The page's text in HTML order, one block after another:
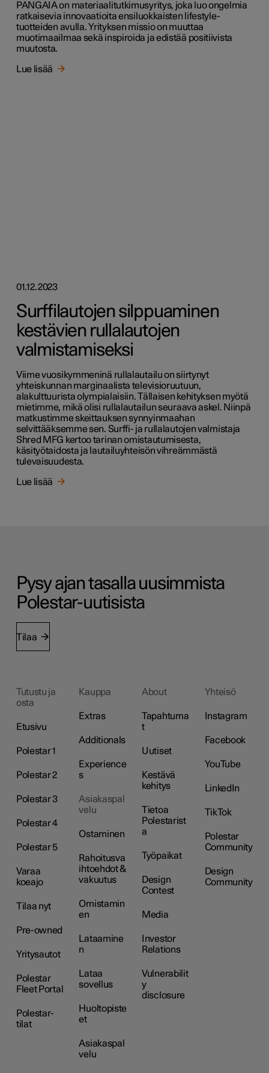
PANGAIA on materiaalitutkimusyritys, joka luo ongelmia
ratkaisevia innovaatioita ensiluokkaisten lifestyle-
tuotteiden avulla. Yrityksen missio on muuttaa
muotimaailmaa sekä inspiroida ja edistää positiivista
muutosta.
Lue lisää
01.12.2023
Surffilautojen silppuaminen
kestävien rullalautojen
valmistamiseksi
Viime vuosikymmeninä rullalautailu on siirtynyt
yhteiskunnan marginaalista televisioruutuun,
alakulttuurista olympialaisiin. Tällaisen kehityksen myötä
mietimme, mikä olisi rullalautailun seuraava askel. Niinpä
matkustimme skeittauksen synnyinmaahan
selvittääksemme sen. Surffi- ja rullalautojen valmistaja
Shred MFG kertoo tarinan omistautumisesta,
käsityötaidosta ja lautailuyhteisön vihreämmästä
tulevaisuudesta.
Lue lisää
Pysy ajan tasalla uusimmista
Polestar-uutisista
Tilaa
Tutustu ja
osta
Etusivu
Polestar 1
Polestar 2
Polestar 3
Polestar 4
Polestar 5
Varaa
koeajo
Tilaa nyt
Pre-owned
Yritysautot
Polestar
Fleet Portal
Polestar-
tilat
Kauppa
Extras
Additionals
Experience
s
Asiakaspal
velu
Ostaminen
Rahoitusva
ihtoehdot &
vakuutus
Omistamin
en
Lataamine
n
Lataa
sovellus
Huoltopiste
et
Asiakaspal
velu
About
Tapahtuma
t
Uutiset
Kestävä
kehitys
Tietoa
Polestarist
a
Työpaikat
Design
Contest
Media
Investor
Relations
Vulnerabilit
y
disclosure
Yhteisö
Instagram
Facebook
YouTube
LinkedIn
TikTok
Polestar
Community
Design
Community